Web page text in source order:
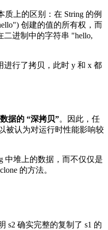
质上的区别：在 String 的例
创建的值的所有权，而
进制中的字符串 "hello,
进行了拷贝，此时 y 和 x 都
据的 “深拷贝”。因此，任
被认为对运行时性能影响较
中堆上的数据，而不仅仅是
的方法。
s2 确实完整的复制了 s1 的